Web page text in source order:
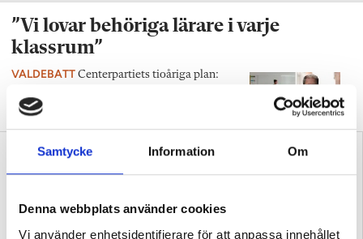
Samtycke Information Om
Denna webbplats använder cookies
Vi använder enhetsidentifierare för att anpassa innehållet
”Vi lovar behöriga lärare i varje
klassrum”
VALDEBATT Centerpartiets tioåriga plan: